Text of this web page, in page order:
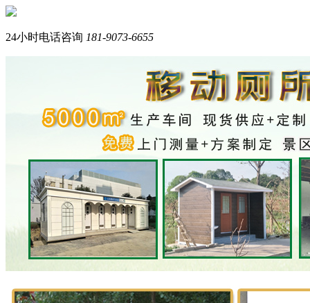
24小时电话咨询 181-9073-6655
我是在线产品顾问，请问您需要什么产品？